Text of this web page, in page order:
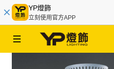
YP燈飾
立刻使用官方APP